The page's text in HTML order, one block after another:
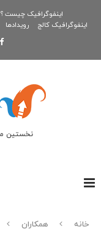
اینفوگرافیک چیست ؟
اینفوگرافیک کالج
رویدادها
نخستین
خانه همکاران